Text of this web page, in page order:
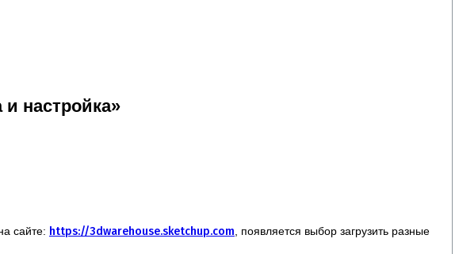
настройка»
сайте: https://3dwarehouse.sketchup.com , появляется выбор загрузить разные